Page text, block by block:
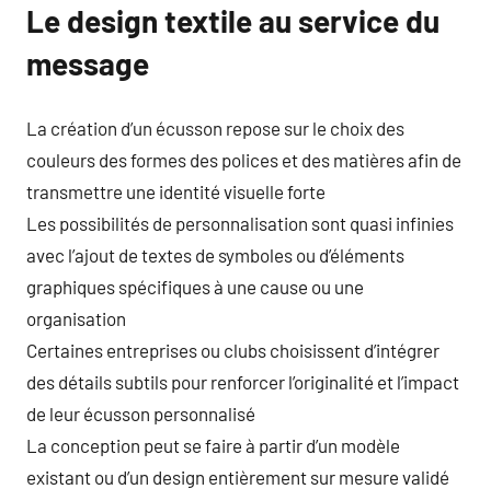
Le design textile au service du
message
La création d’un écusson repose sur le choix des
couleurs des formes des polices et des matières afin de
transmettre une identité visuelle forte
Les possibilités de personnalisation sont quasi infinies
avec l’ajout de textes de symboles ou d’éléments
graphiques spécifiques à une cause ou une
organisation
Certaines entreprises ou clubs choisissent d’intégrer
des détails subtils pour renforcer l’originalité et l’impact
de leur écusson personnalisé
La conception peut se faire à partir d’un modèle
existant ou d’un design entièrement sur mesure validé